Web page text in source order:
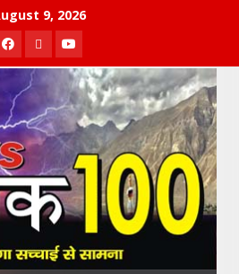
9, 2026
Facebook
TwitterYoutube